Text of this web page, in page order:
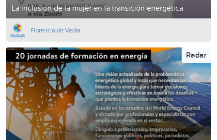
La inclusión de la mujer en la transición energética
Florencia de Vedia
Radar